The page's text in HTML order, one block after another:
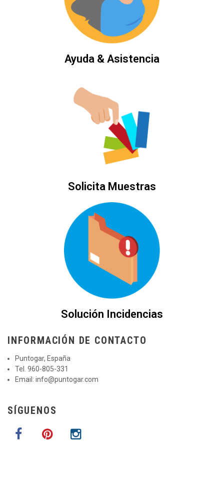
Ayuda & Asistencia
Solicita Muestras
Solución Incidencias
INFORMACIÓN DE CONTACTO
Puntogar, España
Tel. 960-805-331
Email: info@puntogar.com
SÍGUENOS